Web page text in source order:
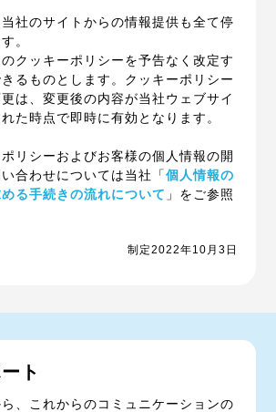
社のサイトからの情報提供も全て停
。
クッキーポリシーを予告なく改定す
るものとします。クッキーポリシー
は、変更後の内容が当社ウェブサイ
れた時点で即時に有効となります。
リシーおよびお客様の個人情報の開
合わせについては当社「個人情報の
る手続きの流れについて 」をご参照
制定2022年10月3日
ト
、これからのコミュニケーションの